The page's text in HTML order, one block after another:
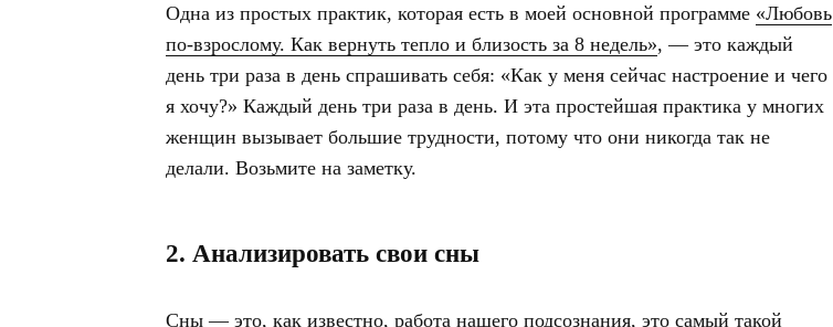
Одна из простых практик, которая есть в моей основной программе «Любовь
по-взрослому. Как вернуть тепло и близость за 8 недель», — это каждый
день три раза в день спрашивать себя: «Как у меня сейчас настроение и чего
я хочу?» Каждый день три раза в день. И эта простейшая практика у многих
женщин вызывает большие трудности, потому что они никогда так не
делали. Возьмите на заметку.
2. Анализировать свои сны
Сны — это, как известно, работа нашего подсознания, это самый такой